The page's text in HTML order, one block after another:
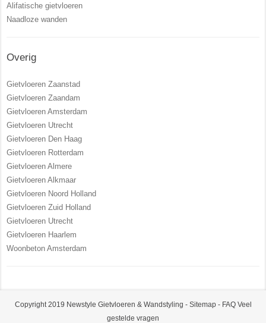
Alifatische gietvloeren
Naadloze wanden
Overig
Gietvloeren Zaanstad
Gietvloeren Zaandam
Gietvloeren Amsterdam
Gietvloeren Utrecht
Gietvloeren Den Haag
Gietvloeren Rotterdam
Gietvloeren Almere
Gietvloeren Alkmaar
Gietvloeren Noord Holland
Gietvloeren Zuid Holland
Gietvloeren Utrecht
Gietvloeren Haarlem
Woonbeton Amsterdam
Copyright 2019 Newstyle Gietvloeren & Wandstyling - Sitemap- FAQ Veel
gestelde vragen